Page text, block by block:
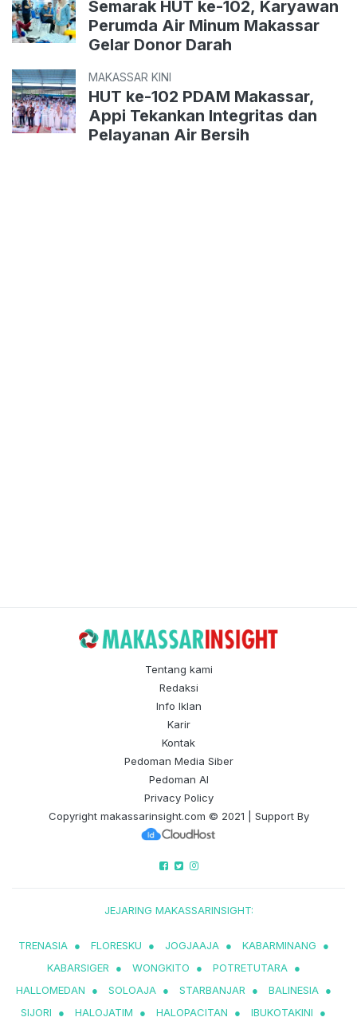
Semarak HUT ke-102, Karyawan
Perumda Air Minum Makassar
Gelar Donor Darah
MAKASSAR KINI
HUT ke-102 PDAM Makassar,
Appi Tekankan Integritas dan
Pelayanan Air Bersih
Tentang kami
Redaksi
Info Iklan
Karir
Kontak
Pedoman Media Siber
Pedoman AI
Privacy Policy
Copyright makassarinsight.com © 2021 | Support By
JEJARING MAKASSARINSIGHT:
TRENASIA ● FLORESKU ● JOGJAAJA ● KABARMINANG
●
KABARSIGER
● WONGKITO ● POTRETUTARA ●
HALLOMEDAN
● SOLOAJA ● STARBANJAR ● BALINESIA ●
SIJORI
● HALOJATIM ● HALOPACITAN ● IBUKOTAKINI
●